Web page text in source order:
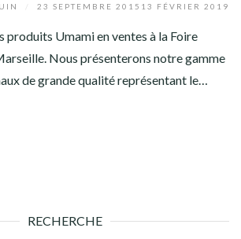
23 SEPTEMBRE 2015 13 FÉVRIER 2019
produits Umami en ventes à la Foire
Nous présenterons notre gamme
de grande qualité représentant le…
RECHERCHE